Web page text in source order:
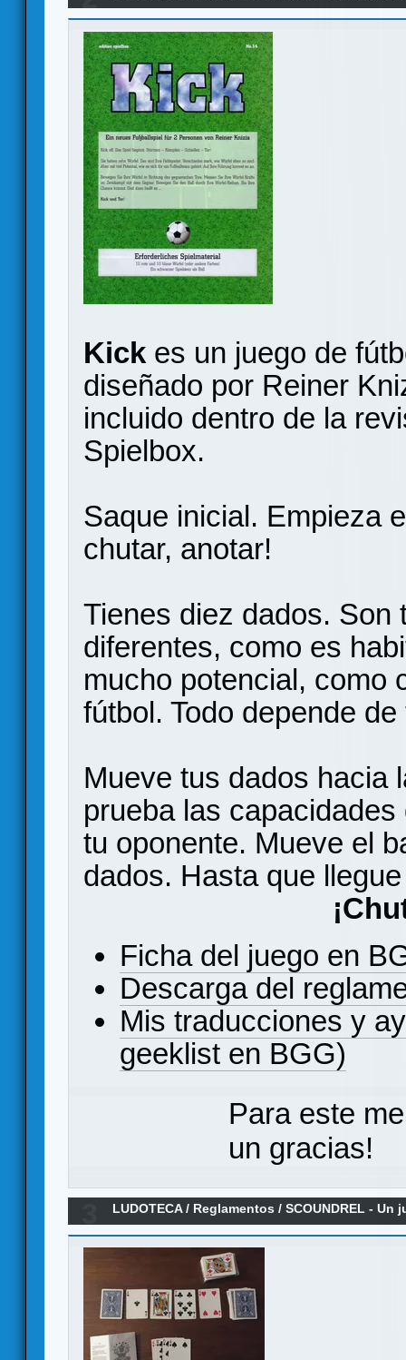
Reglamento en español
Kick es un juego de
diseñado por Reiner
incluido dentro de la
Spielbox.
Saque inicial. Empieza
chutar, anotar!
Tienes diez dados. Son
diferentes, como es
mucho potencial, como
fútbol. Todo depende
Mueve tus dados hacia
prueba las
tu oponente. Mueve el
dados. Hasta que
Ficha del juego en
Descarga del
Mis traducciones y
geeklist en BGG)
Para este
un gracias!
LUDOTECA/ Reglamentos /SCOUNDREL - Un